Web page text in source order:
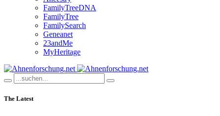
FamilyTreeDNA
FamilyTree
FamilySearch
Geneanet
23andMe
MyHeritage
The Latest